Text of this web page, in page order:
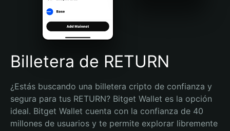
Português (Brasil)
Español (Argentina)
Billetera de RETURN
¿Estás buscando una billetera cripto de confianza y
segura para tus RETURN? Bitget Wallet es la opción
ideal. Bitget Wallet cuenta con la confianza de 40
millones de usuarios y te permite explorar libremente